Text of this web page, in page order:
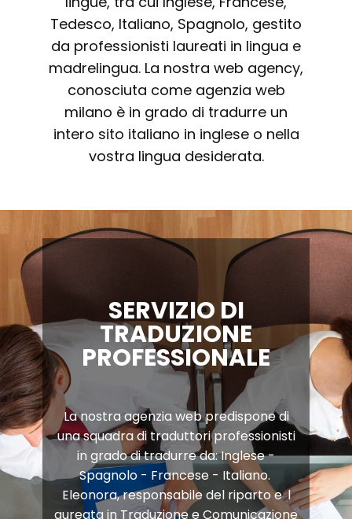
Tedesco, Italiano, Spagnolo, gestito
da professionisti laureati in lingua e
madrelingua. La nostra web agency,
conosciuta come agenzia web
milano è in grado di tradurre un
intero sito italiano in inglese o nella
vostra lingua desiderata.
SERVIZIO DI
TRADUZIONE
PROFESSIONALE
La nostra agenzia web predispone di
una squadra di traduttori professionisti
in grado di tradurre da: Inglese -
Spagnolo - Francese - Italiano.
Eleonora, responsabile del riparto el​
aureata in Traduzione e Comunicazione